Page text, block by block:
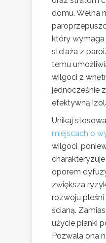
domu. Wełna
który
stelaża z
temu
wilgoci z
jednocześnie
efektywną
Unikaj
miejscach o
wilgoci,
oporem
zwiększa
rozwoju
ścianą.
użycie pianki
Pozwala ona